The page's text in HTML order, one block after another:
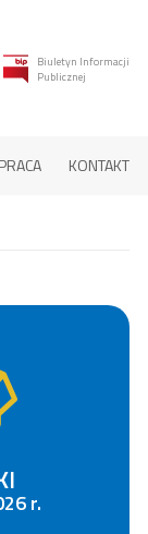
Biuletyn Informacji
Publicznej
PRACA KONTAKT
r.